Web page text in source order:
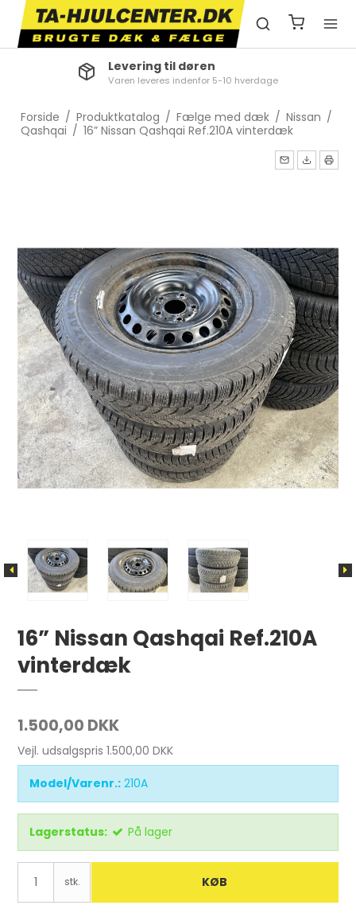
Levering til døren
Varen leveres indenfor 5-10 hverdage
Forside / Produktkatalog / Fælge med dæk / Nissan /
Qashqai / 16” Nissan Qashqai Ref.210A vinterdæk
16” Nissan Qashqai Ref.210A
vinterdæk
1.500,00 DKK
Vejl. udsalgspris 1.500,00 DKK
Model/Varenr.: 210A
Lagerstatus: På lager
stk. KØB